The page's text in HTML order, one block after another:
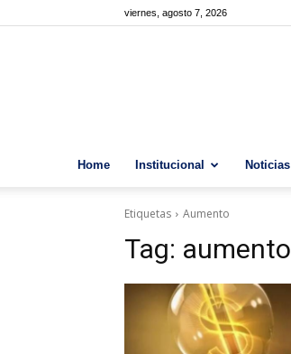
viernes, agosto 7, 2026
Home Institucional Noticias
Etiquetas Aumento
Tag: aumento